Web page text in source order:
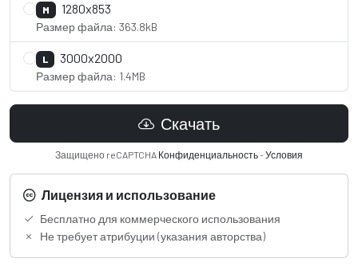
M 1280x853
Размер файла: 363.8kB
L 3000x2000
Размер файла: 1.4MB
Скачать
Защищено reCAPTCHA Конфиденциальность-Условия
Лицензия и использование
Бесплатно для коммерческого использования
Не требует атрибуции (указания авторства)